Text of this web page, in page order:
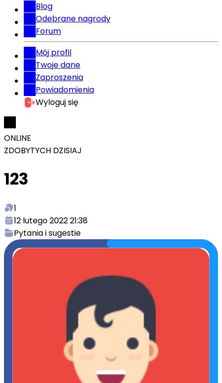
Blog
Odebrane nagrody
Forum
Mój profil
Twoje dane
Zaproszenia
Powiadomienia
Wyloguj się
ONLINE
ZDOBYTYCH DZISIAJ
123
1
12 lutego 2022 21:38
Pytania i sugestie